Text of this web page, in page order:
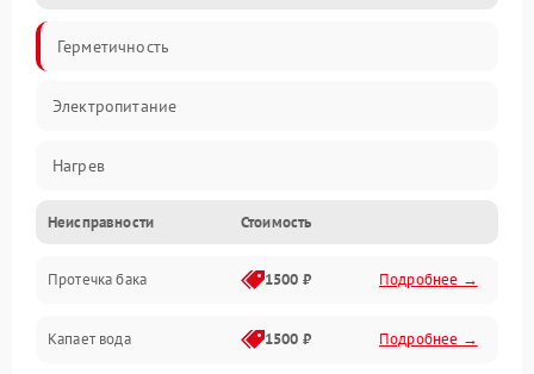
Герметичность
Электропитание
Нагрев
Датчики
Механика
Неисправности Стоимость
Протечка бака 1500 ₽ Подробнее →
Капает вода 1500 ₽ Подробнее →